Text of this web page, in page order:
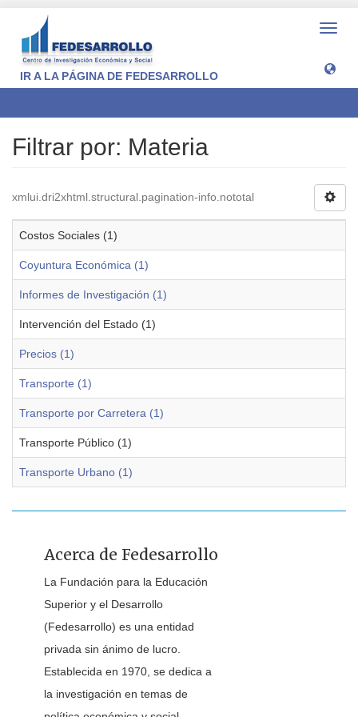
IR A LA PÁGINA DE FEDESARROLLO
Filtrar por: Materia
xmlui.dri2xhtml.structural.pagination-info.nototal
Costos Sociales (1)
Coyuntura Económica (1)
Informes de Investigación (1)
Intervención del Estado (1)
Precios (1)
Transporte (1)
Transporte por Carretera (1)
Transporte Público (1)
Transporte Urbano (1)
Acerca de Fedesarrollo
La Fundación para la Educación
Superior y el Desarrollo
(Fedesarrollo) es una entidad
privada sin ánimo de lucro.
Establecida en 1970, se dedica a
la investigación en temas de